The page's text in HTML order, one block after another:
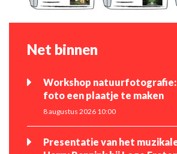
Net binnen
Workshop natuurfotografie:
foto een plaatje te maken
8 augustus 2026 10:00
Presentatie van het